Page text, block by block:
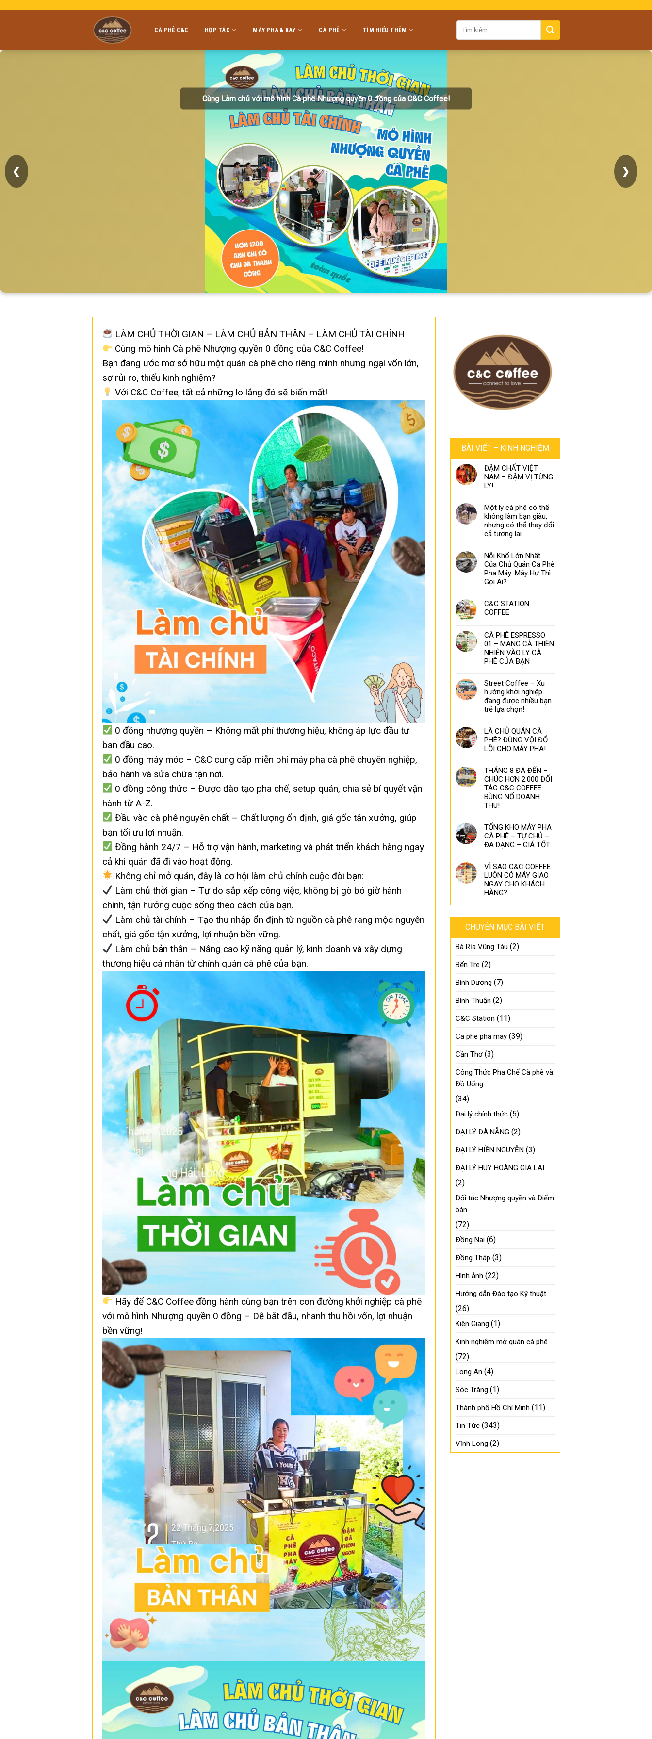
CÀ PHÊ C&C HỢP TÁC MÁY PHA & XAY CÀ PHÊ TÌM HIỂU THÊM
Cùng Làm chủ với mô hình Cà phê Nhượng quyền 0 đồng của C&C Coffee!
❮ ❯
LÀM CHỦ THỜI GIAN – LÀM CHỦ BẢN THÂN – LÀM CHỦ TÀI CHÍNH
Cùng mô hình Cà phê Nhượng quyền 0 đồng của C&C Coffee!
Bạn đang ước mơ sở hữu một quán cà phê cho riêng mình nhưng ngại vốn lớn,
sợ rủi ro, thiếu kinh nghiệm?
Với C&C Coffee, tất cả những lo lắng đó sẽ biến mất!
0 đồng nhượng quyền – Không mất phí thương hiệu, không áp lực đầu tư
ban đầu cao.
0 đồng máy móc – C&C cung cấp miễn phí máy pha cà phê chuyên nghiệp,
bảo hành và sửa chữa tận nơi.
0 đồng công thức – Được đào tạo pha chế, setup quán, chia sẻ bí quyết vận
hành từ A-Z.
Đầu vào cà phê nguyên chất – Chất lượng ổn định, giá gốc tận xưởng, giúp
bạn tối ưu lợi nhuận.
Đồng hành 24/7 – Hỗ trợ vận hành, marketing và phát triển khách hàng ngay
cả khi quán đã đi vào hoạt động.
Không chỉ mở quán, đây là cơ hội làm chủ chính cuộc đời bạn:
Làm chủ thời gian – Tự do sắp xếp công việc, không bị gò bó giờ hành
chính, tận hưởng cuộc sống theo cách của bạn.
Làm chủ tài chính – Tạo thu nhập ổn định từ nguồn cà phê rang mộc nguyên
chất, giá gốc tận xưởng, lợi nhuận bền vững.
Làm chủ bản thân – Nâng cao kỹ năng quản lý, kinh doanh và xây dựng
thương hiệu cá nhân từ chính quán cà phê của bạn.
Hãy để C&C Coffee đồng hành cùng bạn trên con đường khởi nghiệp cà phê
với mô hình Nhượng quyền 0 đồng – Dễ bắt đầu, nhanh thu hồi vốn, lợi nhuận
bền vững!
BÀI VIẾT – KINH NGHIỆM
ĐẬM CHẤT VIỆT
NAM – ĐẬM VỊ TỪNG
LY!
Một ly cà phê có thể
không làm bạn giàu,
nhưng có thể thay đổi
cả tương lai.
Nỗi Khổ Lớn Nhất
Của Chủ Quán Cà Phê
Pha Máy: Máy Hư Thì
Gọi Ai?
C&C STATION
COFFEE
CÀ PHÊ ESPRESSO
01 – MANG CẢ THIÊN
NHIÊN VÀO LY CÀ
PHÊ CỦA BẠN
Street Coffee – Xu
hướng khởi nghiệp
đang được nhiều bạn
trẻ lựa chọn!
LÀ CHỦ QUÁN CÀ
PHÊ? ĐỪNG VỘI ĐỔ
LỖI CHO MÁY PHA!
THÁNG 8 ĐÃ ĐẾN –
CHÚC HƠN 2.000 ĐỐI
TÁC C&C COFFEE
BÙNG NỔ DOANH
THU!
TỔNG KHO MÁY PHA
CÀ PHÊ – TỰ CHỦ –
ĐA DẠNG – GIÁ TỐT
VÌ SAO C&C COFFEE
LUÔN CÓ MÁY GIAO
NGAY CHO KHÁCH
HÀNG?
CHUYÊN MỤC BÀI VIẾT
Bà Rịa Vũng Tàu (2)
Bến Tre (2)
Bình Dương (7)
Bình Thuận (2)
C&C Station (11)
Cà phê pha máy (39)
Cần Thơ (3)
Công Thức Pha Chế Cà phê và
Đồ Uống
(34)
Đại lý chính thức (5)
ĐẠI LÝ ĐÀ NẴNG (2)
ĐẠI LÝ HIỀN NGUYỄN (3)
ĐẠI LÝ HUY HOÀNG GIA LAI
(2)
Đối tác Nhượng quyền và Điểm
bán
(72)
Đồng Nai (6)
Đồng Tháp (3)
Hình ảnh (22)
Hướng dẫn Đào tạo Kỹ thuật
(26)
Kiên Giang (1)
Kinh nghiệm mở quán cà phê
(72)
Long An (4)
Sóc Trăng (1)
Thành phố Hồ Chí Minh (11)
Tin Tức (343)
Vĩnh Long (2)